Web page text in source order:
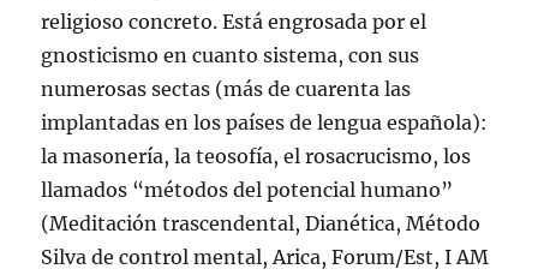
religioso concreto. Está engrosada por el
gnosticismo en cuanto sistema, con sus
numerosas sectas (más de cuarenta las
implantadas en los países de lengua española):
la masonería, la teosofía, el rosacrucismo, los
llamados “métodos del potencial humano”
(Meditación trascendental, Dianética, Método
Silva de control mental, Arica, Forum/Est, I AM